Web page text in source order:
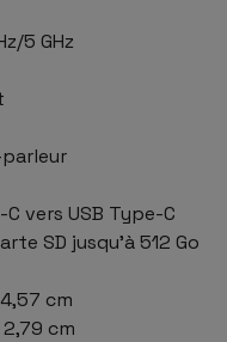
5 GHz
vers USB Type-C
SD jusqu’à 512 Go
cm
cm